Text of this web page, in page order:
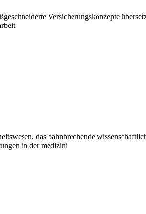
Versicherungskonzepte
das bahnbrechende
in der medizini